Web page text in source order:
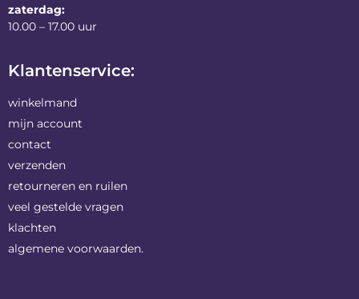
zaterdag:
10.00 – 17.00 uur
Klantenservice:
winkelmand
mijn account
contact
verzenden
retourneren en ruilen
veel gestelde vragen
klachten
algemene voorwaarden.